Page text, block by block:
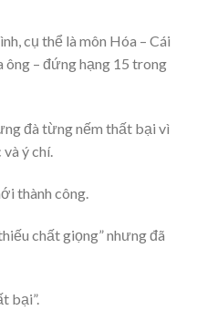
cụ thể là môn Hóa – Cái
ông – đứng hạng 15 trong
đà từng nếm thất bại vì
ý chí.
thành công.
chất giọng” nhưng đã
bại”.